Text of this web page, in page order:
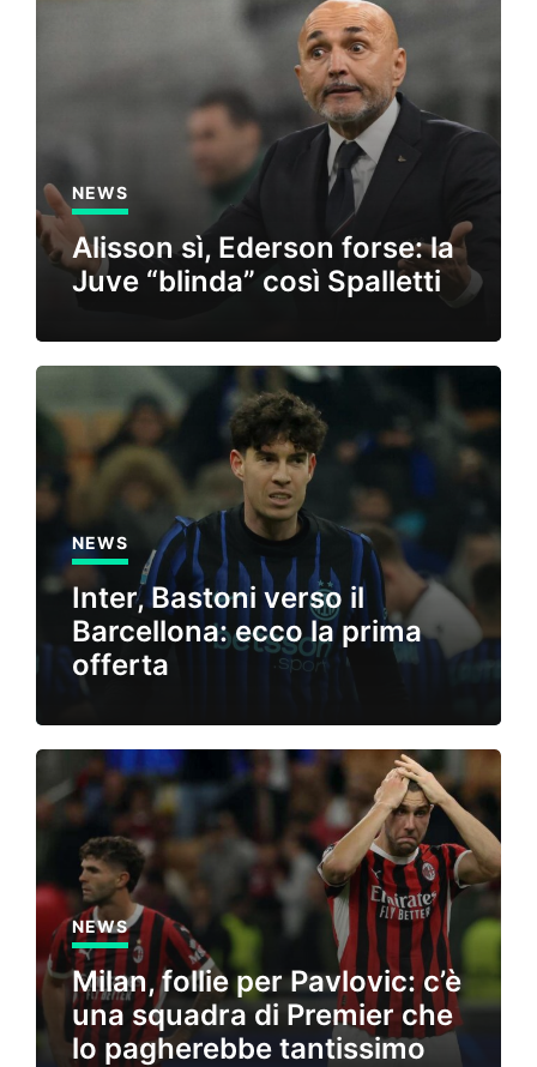
NEWS
Alisson sì, Ederson forse: la
Juve “blinda” così Spalletti
NEWS
Inter, Bastoni verso il
Barcellona: ecco la prima
offerta
NEWS
Milan, follie per Pavlovic: c’è
una squadra di Premier che
lo pagherebbe tantissimo